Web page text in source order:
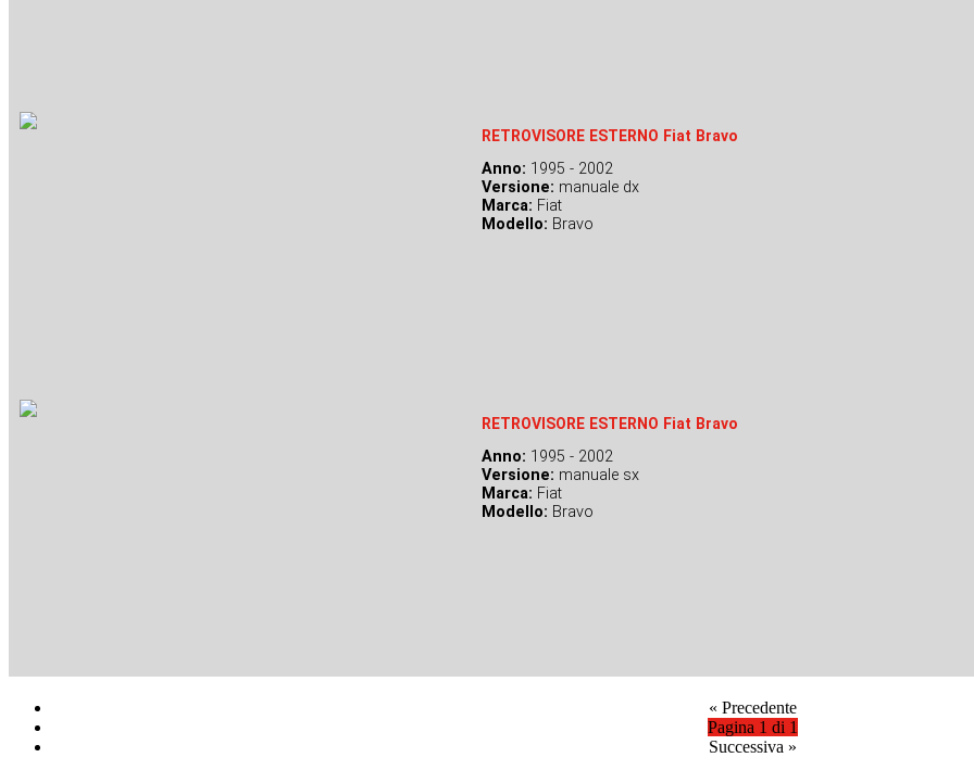
RETROVISORE ESTERNO Fiat Bravo
Anno: 1995 - 2002
Versione: manuale dx
Marca: Fiat
Modello: Bravo
RETROVISORE ESTERNO Fiat Bravo
Anno: 1995 - 2002
Versione: manuale sx
Marca: Fiat
Modello: Bravo
« Precedente
Pagina 1 di 1
Successiva »